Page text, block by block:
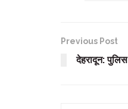
Previous Post
देहरादून: पुलिस